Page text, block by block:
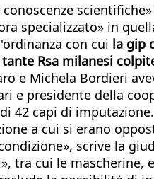
specializzato» in
con cui la gip
Rsa milanesi
e Michela Bordieri
e presidente della
42 capi di imputazione.
a cui si erano
scrive la
tra cui le